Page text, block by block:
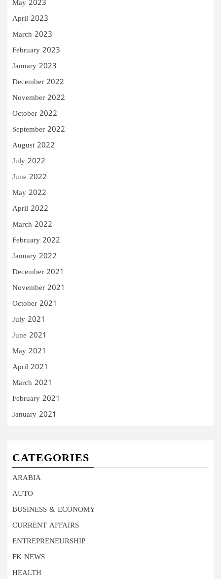
May 2023
April 2023
March 2023
February 2023
January 2023
December 2022
November 2022
October 2022
September 2022
August 2022
July 2022
June 2022
May 2022
April 2022
March 2022
February 2022
January 2022
December 2021
November 2021
October 2021
July 2021
June 2021
May 2021
April 2021
March 2021
February 2021
January 2021
CATEGORIES
ARABIA
AUTO
BUSINESS & ECONOMY
CURRENT AFFAIRS
ENTREPRENEURSHIP
FK NEWS
HEALTH